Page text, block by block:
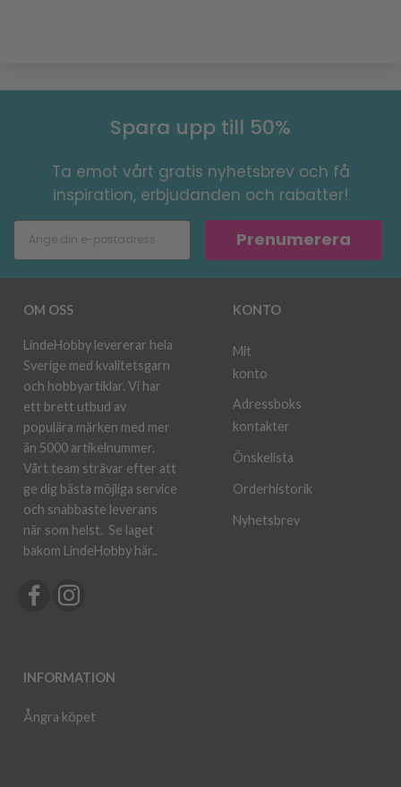
Spara upp till 50%
Ta emot vårt gratis nyhetsbrev och få
inspiration, erbjudanden och rabatter!
Prenumerera
OM OSS
LindeHobby levererar hela
Sverige med kvalitetsgarn
och hobbyartiklar. Vi har
ett brett utbud av
populära märken med mer
än 5000 artikelnummer.
Vårt team strävar efter att
ge dig bästa möjliga service
och snabbaste leverans
när som helst. Se laget
bakom LindeHobby här..
INFORMATION
Ångra köpet
KONTO
Mit
konto
Adressboks
kontakter
Önskelista
Orderhistorik
Nyhetsbrev